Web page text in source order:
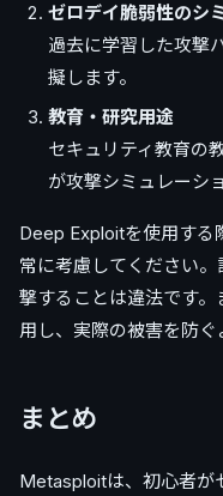
ゼロデイ脆弱性のシ
過去に学習した攻撃
擬します。
教育・研究用途
セキュリティ教育の
が攻撃シミュレーシ
Deep Exploitを使用する
常に考慮してください
撃することは違法です
用し、実際の被害を防ぐ
まとめ
Metasploitは、初心者が